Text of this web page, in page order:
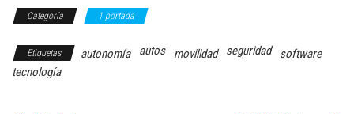
Categoría 1 portada
Etiquetas autonomía autos movilidad seguridad
software
tecnología